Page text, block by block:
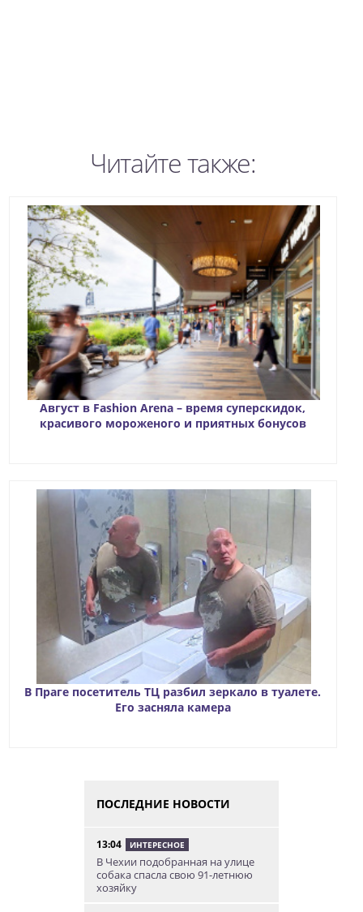
Читайте также:
Август в Fashion Arena – время суперскидок,
красивого мороженого и приятных бонусов
В Праге посетитель ТЦ разбил зеркало в туалете.
Его засняла камера
ПОСЛЕДНИЕ НОВОСТИ
13:04 ИНТЕРЕСНОЕ
В Чехии подобранная на улице
собака спасла свою 91-летнюю
хозяйку